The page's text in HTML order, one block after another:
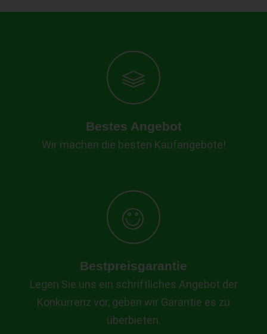
Bestes Angebot
Wir machen die besten Kaufangebote!
Bestpreisgarantie
Legen Sie uns ein schriftliches Angebot der
Konkurrenz vor, geben wir Garantie es zu
überbieten.